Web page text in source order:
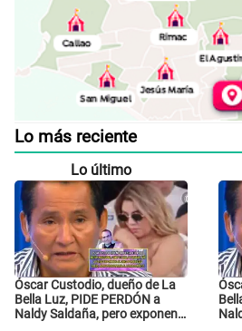
Lo más reciente
Lo último
Óscar Custodio, dueño de La
Bella Luz, PIDE PERDÓN a
Naldy Saldaña, pero exponen